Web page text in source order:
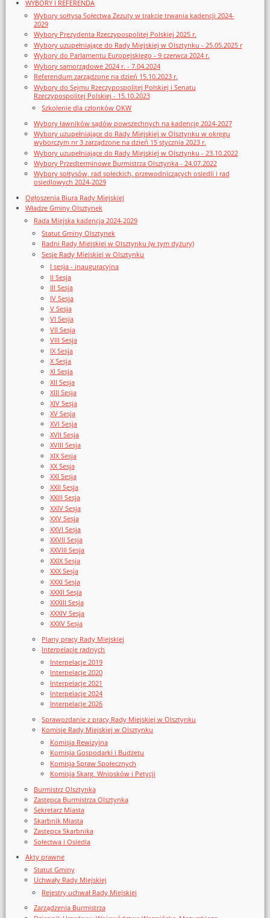
WYBORY I REFERENDA
Wybory sołtysa Sołectwa Zezuty w trakcie trwania kadencji 2024-
2029
Wybory Prezydenta Rzeczypospolitej Polskiej 2025 r.
Wybory uzupełniające do Rady Miejskiej w Olsztynku - 25.05.2025 r
Wybory do Parlamentu Europejskiego - 9 czerwca 2024 r.
Wybory samorządowe 2024 r. - 7.04.2024
Referendum zarządzone na dzień 15.10.2023 r.
Wybory do Sejmu Rzeczypospolitej Polskiej i Senatu
Rzeczypospolitej Polskiej - 15.10.2023
Szkolenie dla członków OKW
Wybory ławników sądów powszechnych na kadencję 2024-2027
Wybory uzupełniające do Rady Miejskiej w Olsztynku w okręgu
wyborczym nr 3 zarządzone na dzień 15 stycznia 2023 r.
Wybory uzupełniające do Rady Miejskiej w Olsztynku - 23.10.2022
Wybory Przedterminowe Burmistrza Olsztynka - 24.07.2022
Wybory sołtysów, rad sołeckich, przewodniczących osiedli i rad
osiedlowych 2024-2029
Ogłoszenia Biura Rady Miejskiej
Władze Gminy Olsztynek
Rada Miejska kadencja 2024-2029
Statut Gminy Olsztynek
Radni Rady Miejskiej w Olsztynku (w tym dyżury)
Sesje Rady Miejskiej w Olsztynku
I sesja - inauguracyjna
II Sesja
III Sesja
IV Sesja
V Sesja
VI Sesja
VII Sesja
VIII Sesja
IX Sesja
X Sesja
XI Sesja
XII Sesja
XIII Sesja
XIV Sesja
XV Sesja
XVI Sesja
XVII Sesja
XVIII Sesja
XIX Sesja
XX Sesja
XXI Sesja
XXII Sesja
XXIII Sesja
XXIV Sesja
XXV Sesja
XXVI Sesja
XXVII Sesja
XXVIII Sesja
XXIX Sesja
XXX Sesja
XXXI Sesja
XXXII Sesja
XXXIII Sesja
XXXIV Sesja
XXXV Sesja
Plany pracy Rady Miejskiej
Interpelacje radnych
Interpelacje 2019
Interpelacje 2020
Interpelacje 2021
Interpelacje 2024
Interpelacje 2026
Sprawozdanie z pracy Rady Miejskiej w Olsztynku
Komisje Rady Miejskiej w Olsztynku
Komisja Rewizyjna
Komisja Gospodarki i Budżetu
Komisja Spraw Społecznych
Komisja Skarg, Wniosków i Petycji
Burmistrz Olsztynka
Zastępca Burmistrza Olsztynka
Sekretarz Miasta
Skarbnik Miasta
Zastępca Skarbnika
Sołectwa i Osiedla
Akty prawne
Statut Gminy
Uchwały Rady Miejskiej
Rejestry uchwał Rady Miejskiej
Zarządzenia Burmistrza